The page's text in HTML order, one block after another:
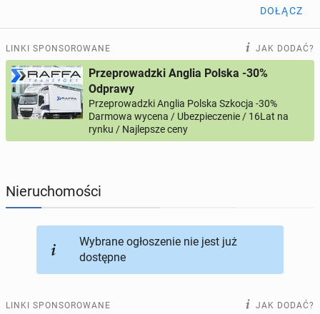
ogłoszeń online
PROFILE KANDYDATÓW 308 profili online
USŁUGI 169ogłoszeń online
KUPIĘ & SPRZEDAM
DOŁĄCZ
LINKI SPONSOROWANE JAK DODAĆ?
Przeprowadzki Anglia Polska -30%
Odprawy
Przeprowadzki Anglia Polska Szkocja -30%
Darmowa wycena / Ubezpieczenie / 16Lat na
rynku / Najlepsze ceny
Nieruchomości
Wybrane ogłoszenie nie jest już
dostępne
LINKI SPONSOROWANE JAK DODAĆ?